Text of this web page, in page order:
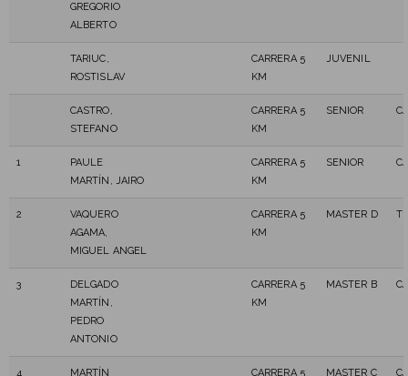
GREGORIO
ALBERTO
TARIUC,
ROSTISLAV
CARRERA 5
KM
JUVENIL
CASTRO,
STEFANO
CARRERA 5
KM
SENIOR
1
PAULE
MARTÍN, JAIRO
CARRERA 5
KM
SENIOR
2
VAQUERO
AGAMA,
MIGUEL ANGEL
CARRERA 5
KM
MASTER D
3
DELGADO
MARTÍN,
PEDRO
ANTONIO
CARRERA 5
KM
MASTER B
4
MARTÍN
CARRERA 5
MASTER C